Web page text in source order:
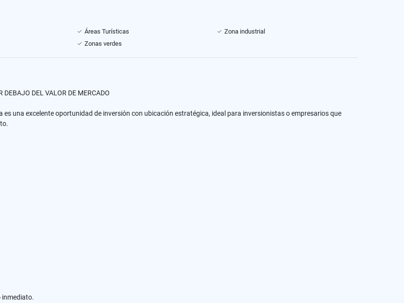
Áreas Turísticas
Zona industrial
Zonas verdes
DEBAJO DEL VALOR DE MERCADO
es una excelente oportunidad de inversión con ubicación estratégica, ideal para inversionistas o empresarios que
inmediato.